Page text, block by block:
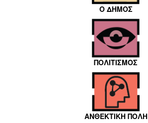
Ο ΔΗΜΟΣ
ΠΟΛΙΤΙΣΜΟΣ
ΑΝΘΕΚΤΙΚΗ ΠΟΛΗ